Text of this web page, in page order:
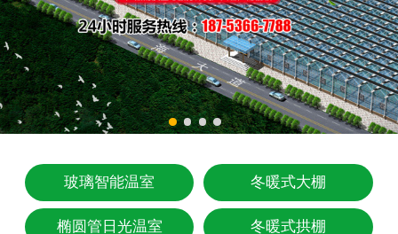
联系我们
玻璃智能温室 冬暖式大棚
椭圆管日光温室 冬暖式拱棚